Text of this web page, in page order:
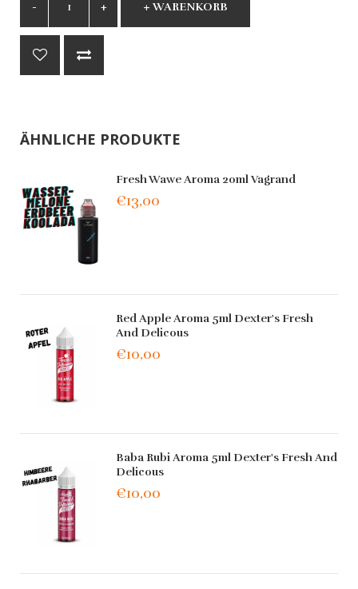
+ WARENKORB
ÄHNLICHE PRODUKTE
Fresh Wawe Aroma 20ml Vagrand
€13,00
Red Apple Aroma 5ml Dexter's Fresh
And Delicous
€10,00
Baba Rubi Aroma 5ml Dexter's Fresh And
Delicous
€10,00